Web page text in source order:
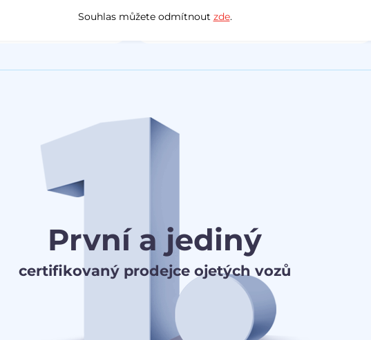
První a jediný
certifikovaný prodejce ojetých vozů
Souhlas můžete odmítnout zde.